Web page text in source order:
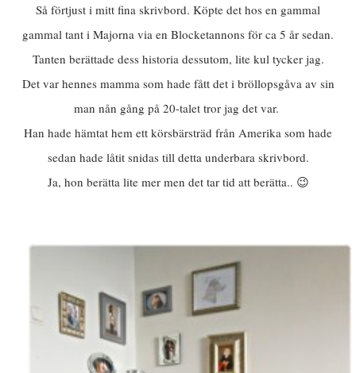
KONTAKT
FRÅGOR & SVAR
Resor
Så förtjust i mitt fina skrivbord. Köpte det hos en gammal
gammal tant i Majorna via en Blocketannons för ca 5 år sedan.
Tanten berättade dess historia dessutom, lite kul tycker jag.
Det var hennes mamma som hade fått det i bröllopsgåva av sin
man nån gång på 20-talet tror jag det var.
Han hade hämtat hem ett körsbärsträd från Amerika som hade
sedan hade låtit snidas till detta underbara skrivbord.
Ja, hon berätta lite mer men det tar tid att berätta.. 😉